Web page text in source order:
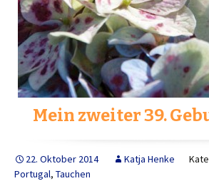
Mein zweiter 39.
22. Oktober 2014 Katja Henke
Portugal, Tauchen